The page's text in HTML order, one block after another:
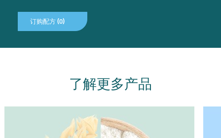
订购配方 (0)
了解更多产品